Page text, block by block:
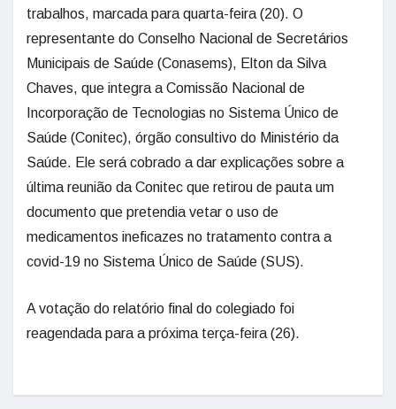
trabalhos, marcada para quarta-feira (20). O
representante do Conselho Nacional de Secretários
Municipais de Saúde (Conasems), Elton da Silva
Chaves, que integra a Comissão Nacional de
Incorporação de Tecnologias no Sistema Único de
Saúde (Conitec), órgão consultivo do Ministério da
Saúde. Ele será cobrado a dar explicações sobre a
última reunião da Conitec que retirou de pauta um
documento que pretendia vetar o uso de
medicamentos ineficazes no tratamento contra a
covid-19 no Sistema Único de Saúde (SUS).
A votação do relatório final do colegiado foi
reagendada para a próxima terça-feira (26).